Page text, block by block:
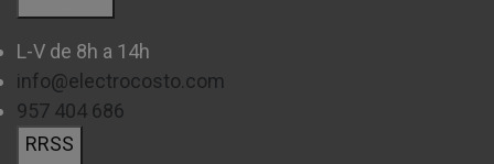
L-V de 8h a 14h
info@electrocosto.com
957 404 686
RRSS